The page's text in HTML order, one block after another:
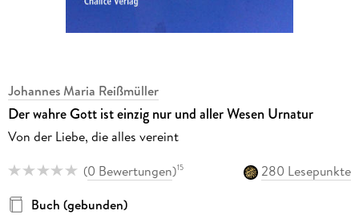
Johannes Maria Reißmüller
Der wahre Gott ist einzig nur und aller Wesen Urnatur
Von der Liebe, die alles vereint
(0 Bewertungen)15
280 Lesepunkte
Buch (gebunden)